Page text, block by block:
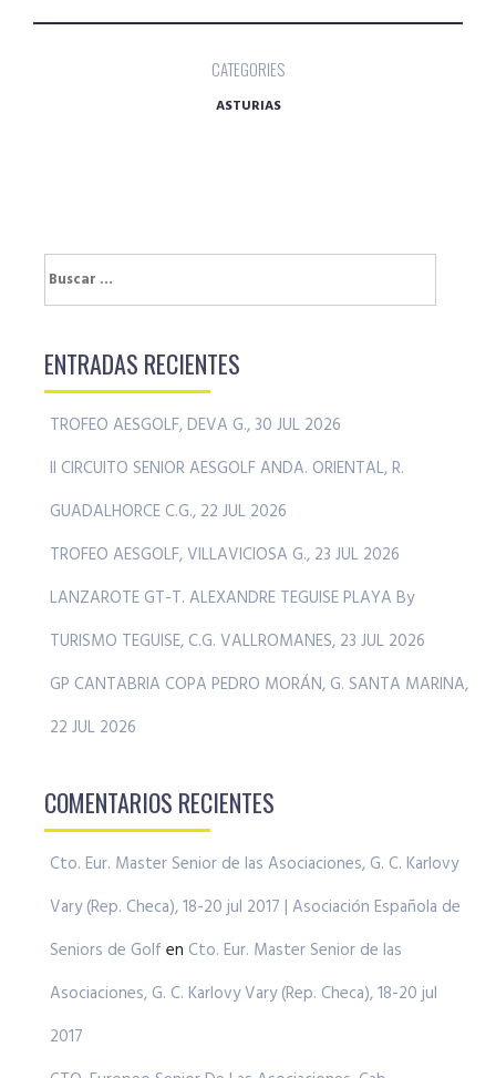
CATEGORIES
ASTURIAS
Buscar:
ENTRADAS RECIENTES
TROFEO AESGOLF, DEVA G., 30 JUL 2026
II CIRCUITO SENIOR AESGOLF ANDA. ORIENTAL, R.
GUADALHORCE C.G., 22 JUL 2026
TROFEO AESGOLF, VILLAVICIOSA G., 23 JUL 2026
LANZAROTE GT-T. ALEXANDRE TEGUISE PLAYA By
TURISMO TEGUISE, C.G. VALLROMANES, 23 JUL 2026
GP CANTABRIA COPA PEDRO MORÁN, G. SANTA MARINA,
22 JUL 2026
COMENTARIOS RECIENTES
Cto. Eur. Master Senior de las Asociaciones, G. C. Karlovy
Vary (Rep. Checa), 18-20 jul 2017 | Asociación Española de
Seniors de Golf en Cto. Eur. Master Senior de las
Asociaciones, G. C. Karlovy Vary (Rep. Checa), 18-20 jul
2017